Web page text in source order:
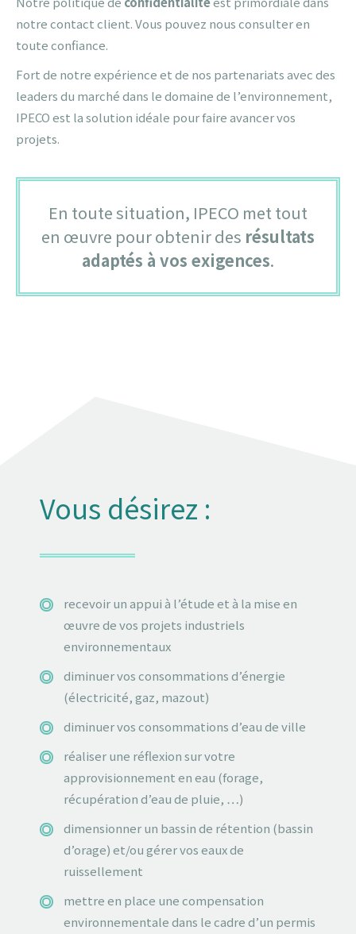
notre contact client. Vous pouvez nous consulter en
toute confiance.
Fort de notre expérience et de nos partenariats avec des
leaders du marché dans le domaine de l’environnement,
IPECO est la solution idéale pour faire avancer vos
projets.
En toute situation, IPECO met tout
en œuvre pour obtenir des résultats
adaptés à vos exigences.
Vous désirez :
recevoir un appui à l’étude et à la mise en
œuvre de vos projets industriels
environnementaux
diminuer vos consommations d’énergie
(électricité, gaz, mazout)
diminuer vos consommations d’eau de ville
réaliser une réflexion sur votre
approvisionnement en eau (forage,
récupération d’eau de pluie, …)
dimensionner un bassin de rétention (bassin
d’orage) et/ou gérer vos eaux de
ruissellement
mettre en place une compensation
environnementale dans le cadre d’un permis